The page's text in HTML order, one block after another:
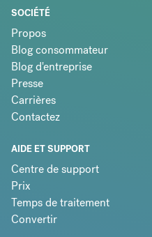
SOCIÉTÉ
Propos
Blog consommateur
Blog d'entreprise
Presse
Carrières
Contactez
AIDE ET SUPPORT
Centre de support
Prix
Temps de traitement
Convertir